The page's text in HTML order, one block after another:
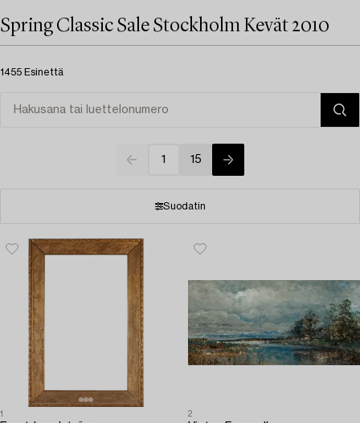
Spring Classic Sale Stockholm Kevät 2010
1455 Esinettä
1 15
Suodatin
1 2